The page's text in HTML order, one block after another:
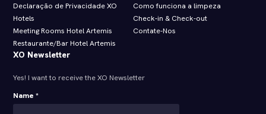
Declaração de Privacidade XO
Hotels
Meeting Rooms Hotel Artemis
Restaurante/Bar Hotel Artemis
Como funciona a limpeza
Check‑in & Check‑out
Contate-Nos
XO Newsletter
Yes! I want to receive the XO Newsletter
Name *